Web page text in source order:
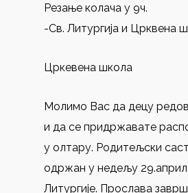
Резање колача у 9ч.
-Св. Литургија и Црквена
Цркевена школа
Молимо Вас да децу
и да се придржавате
у олтару. Родитељски
одржан у недељу
Литургије. Прослава